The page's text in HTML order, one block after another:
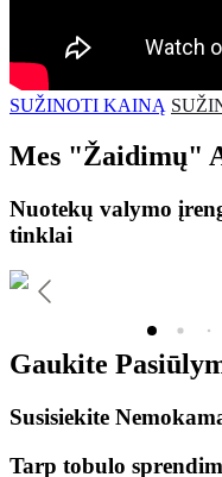
SUŽINOTI KAINĄ
Mes "Žaidimų"
Nuotekų valymo
tinklai
Gaukite
Susisiekite
Tarp tobulo